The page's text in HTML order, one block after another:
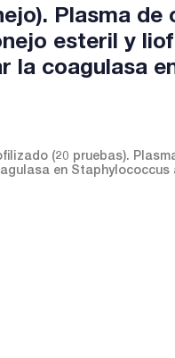
Plasma de
esteril y
la coagulasa
(20 pruebas).
en Staphylococcus